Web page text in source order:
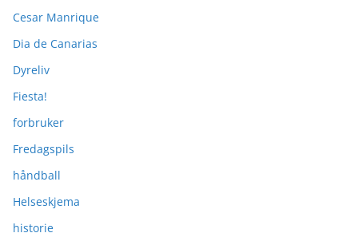
Cesar Manrique
Dia de Canarias
Dyreliv
Fiesta!
forbruker
Fredagspils
håndball
Helseskjema
historie